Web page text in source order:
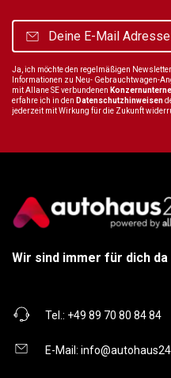
Ja, ich möchte den regelmäßigen
Informationen zu Neu- Gebrauchtwagen-
mit Allane SE verbundenen
erfahre ich in den Datenschutzhinweisen
jederzeit mit Wirkung für die Zukunft
Wir sind immer für dich da
Tel.: +49 89 70 80 84 84
E-Mail: